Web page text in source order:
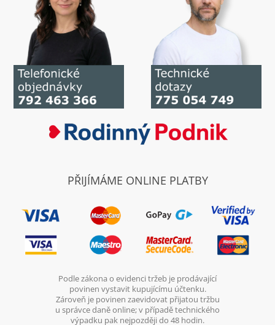
PŘIJÍMÁME ONLINE PLATBY
Podle zákona o evidenci tržeb je prodávající
povinen vystavit kupujícímu účtenku.
Zároveň je povinen zaevidovat přijatou tržbu
u správce daně online; v případě technického
výpadku pak nejpozději do 48 hodin.